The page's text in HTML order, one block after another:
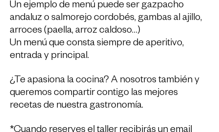
Un ejemplo de menú puede ser gazpacho
andaluz o salmorejo cordobés, gambas al ajillo,
arroces (paella, arroz caldoso…)
Un menú que consta siempre de aperitivo,
entrada y principal.
¿Te apasiona la cocina? A nosotros también y
queremos compartir contigo las mejores
recetas de nuestra gastronomía.